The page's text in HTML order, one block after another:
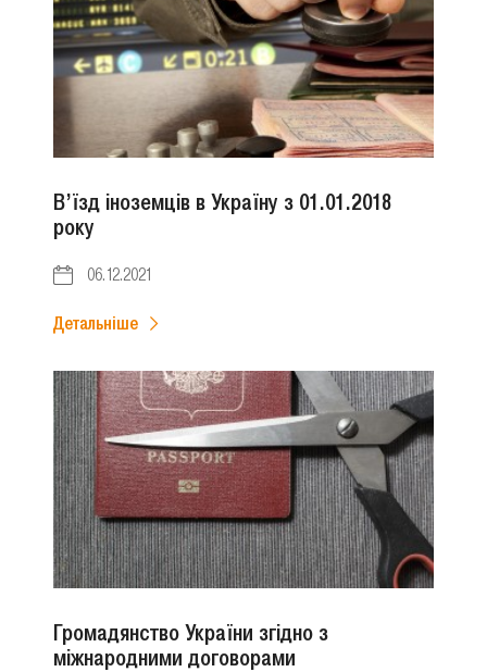
В’їзд іноземців в Україну з 01.01.2018
року
06.12.2021
Детальніше
Громадянство України згідно з
міжнародними договорами